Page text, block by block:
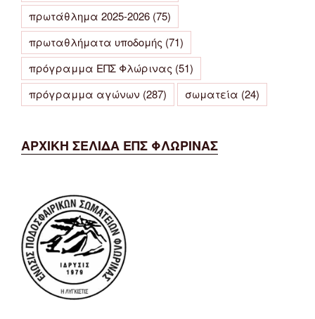
πρωτάθλημα 2025-2026 (75)
πρωταθλήματα υποδομής (71)
πρόγραμμα ΕΠΣ Φλώρινας (51)
πρόγραμμα αγώνων (287) σωματεία (24)
ΑΡΧΙΚΗ ΣΕΛΙΔΑ ΕΠΣ ΦΛΩΡΙΝΑΣ